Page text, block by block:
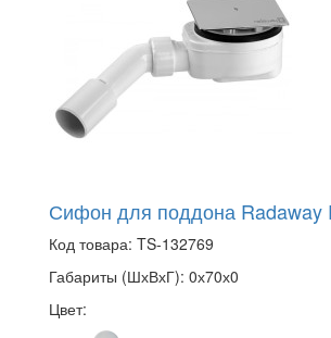
Сифон для поддона Radaway
Код товара: TS-132769
Габариты (ШхВхГ): 0х70х0
Цвет: